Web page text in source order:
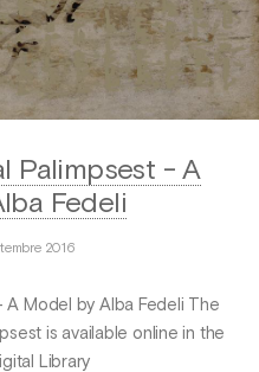
Palimpsest - A
Fedeli
2016
A Model by Alba Fedeli The
is available online in the
Library